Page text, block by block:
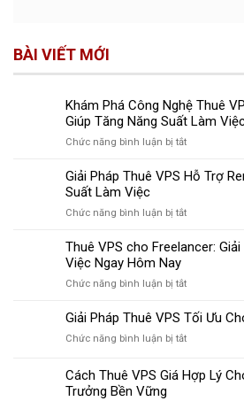
BÀI VIẾT MỚI
Khám Phá Công Nghệ Thuê
Giúp Tăng Năng Suất Làm
Chức năng bình luận bị tắtở
Phá
Thuê
Remote
Suất
Làm
Giải Pháp Thuê VPS Hỗ Trợ
Suất Làm Việc
Chức năng bình luận bị tắtở
Pháp
Hỗ
Remote
Suất
Thuê VPS cho Freelancer:
Việc Ngay Hôm Nay
Chức năng bình luận bị tắtở
VPS
Freelancer:
Pháp
Giải Pháp Thuê VPS Tối Ưu
Chức năng bình luận bị tắtở
Pháp
Thuê
Cách Thuê VPS Giá Hợp Lý
Trưởng Bền Vững